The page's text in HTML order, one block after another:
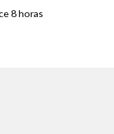
8 horas